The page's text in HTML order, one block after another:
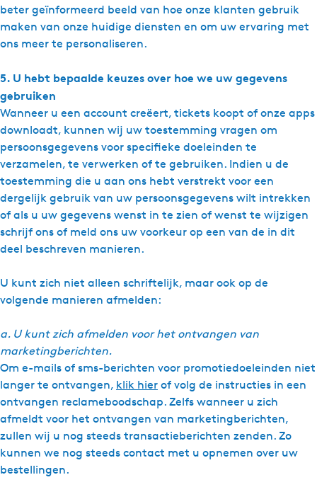
beter geïnformeerd beeld van hoe onze klanten gebruik
maken van onze huidige diensten en om uw ervaring met
ons meer te personaliseren.
5. U hebt bepaalde keuzes over hoe we uw gegevens
gebruiken
Wanneer u een account creëert, tickets koopt of onze apps
downloadt, kunnen wij uw toestemming vragen om
persoonsgegevens voor speciﬁeke doeleinden te
verzamelen, te verwerken of te gebruiken. Indien u de
toestemming die u aan ons hebt verstrekt voor een
dergelijk gebruik van uw persoonsgegevens wilt intrekken
of als u uw gegevens wenst in te zien of wenst te wijzigen
schrijf ons of meld ons uw voorkeur op een van de in dit
deel beschreven manieren.
U kunt zich niet alleen schriftelijk, maar ook op de
volgende manieren afmelden:
a. U kunt zich afmelden voor het ontvangen van
marketingberichten.
Om e-mails of sms-berichten voor promotiedoeleinden niet
langer te ontvangen, klik hier of volg de instructies in een
ontvangen reclameboodschap. Zelfs wanneer u zich
afmeldt voor het ontvangen van marketingberichten,
zullen wij u nog steeds transactieberichten zenden. Zo
kunnen we nog steeds contact met u opnemen over uw
bestellingen.